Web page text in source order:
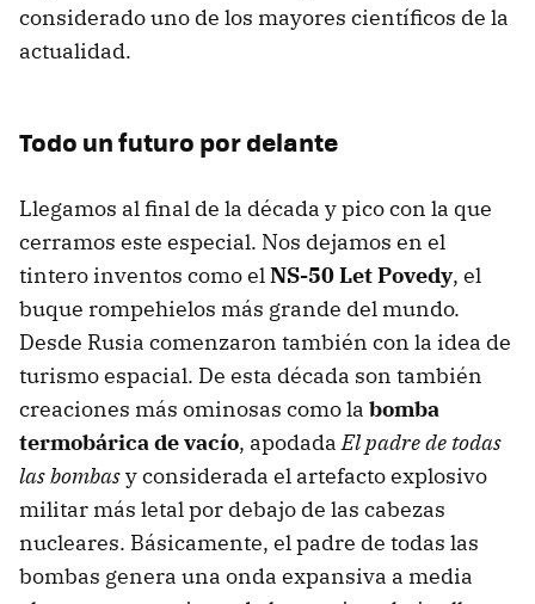
considerado uno de los mayores científicos de la
actualidad.
Todo un futuro por delante
Llegamos al final de la década y pico con la que
cerramos este especial. Nos dejamos en el
tintero inventos como elNS-50 Let Povedy, el
buque rompehielos más grande del mundo.
Desde Rusia comenzaron también con la idea de
turismo espacial. De esta década son también
creaciones más ominosas como la bomba
termobárica de vacío, apodadaEl padre de todas
las bombasy considerada el artefacto explosivo
militar más letal por debajo de las cabezas
nucleares. Básicamente, el padre de todas las
bombas genera una onda expansiva a media